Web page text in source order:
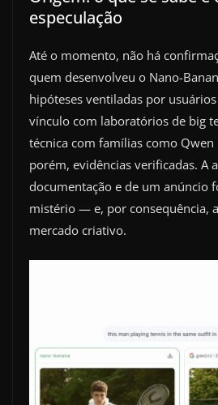
especulação
Até o momento, não há
quem desenvolveu o Nano-
hipóteses ventiladas por
vínculo com laboratórios de big
técnica com famílias como Qwen
porém, evidências verificadas. A
documentação e de um anúncio
mistério — e, por consequência,
mercado criativo.